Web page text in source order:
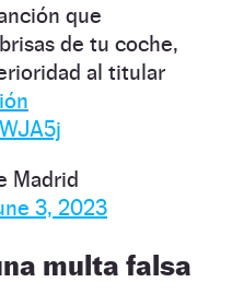
que
de tu coche,
al titular
Madrid
3, 2023
multa falsa